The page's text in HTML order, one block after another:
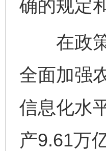
确的规定
在政策
全面加强
信息化水
产9.61万
一批国家标准开